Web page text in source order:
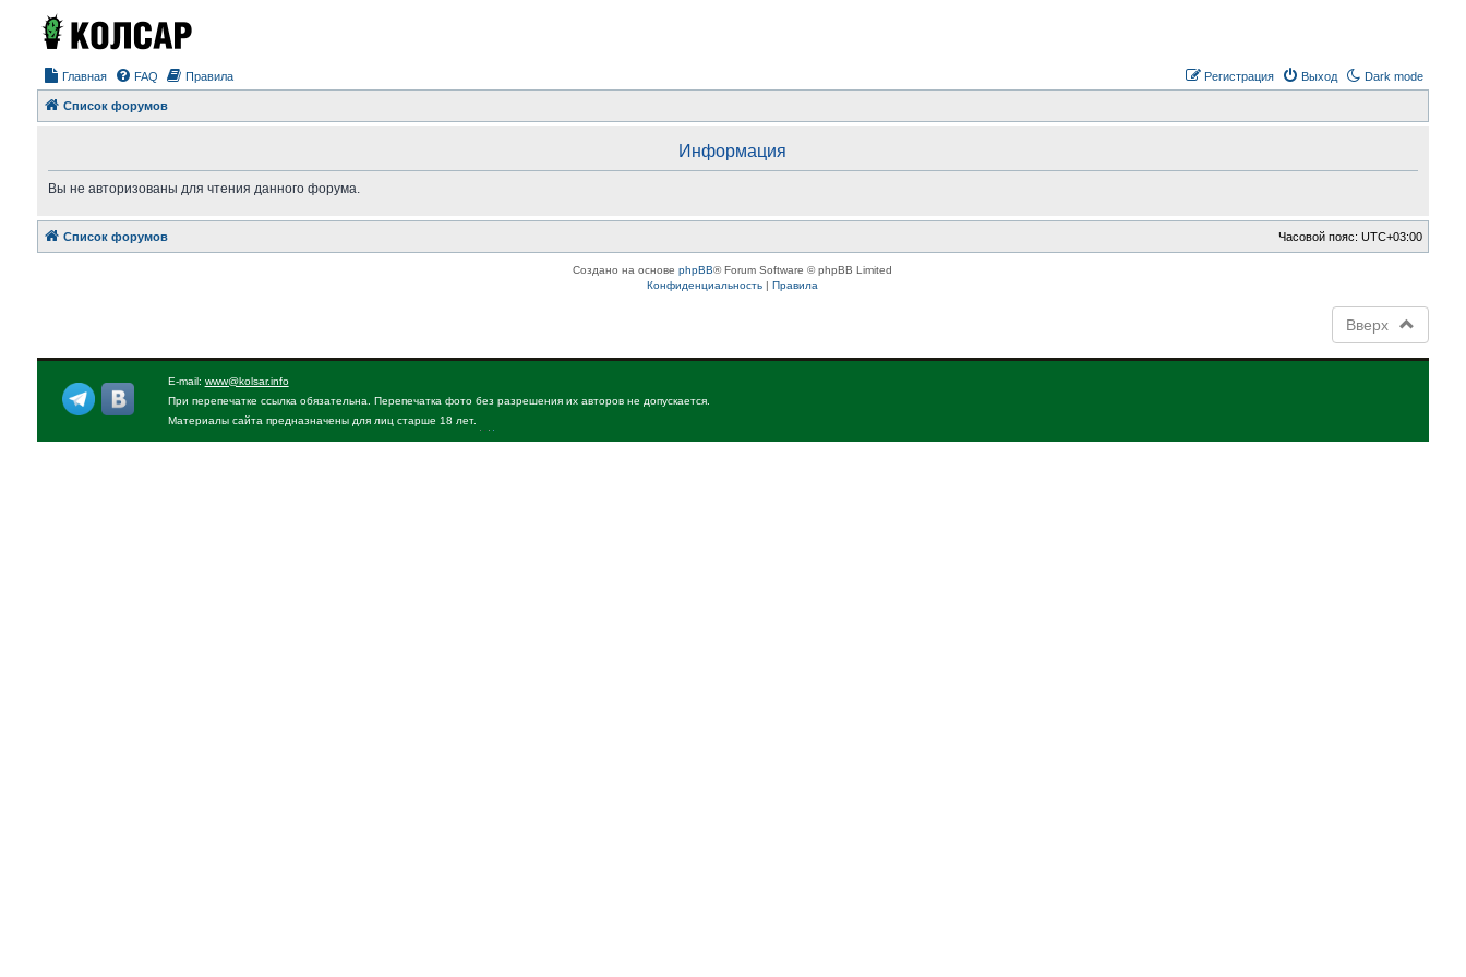
Главная Dark mode
FAQ Правила Выход
Регистрация
Список форумов
Информация
Вы не авторизованы для чтения данного форума.
Список форумов Часовой пояс:UTC+03:00
Создано на основеphpBB® Forum Software © phpBB Limited
Конфиденциальность |Правила
Вверх
E-mail: www@kolsar.info
При перепечатке ссылка обязательна. Перепечатка фото без разрешения их авторов не допускается.
Материалы сайта предназначены для лиц старше 18 лет.